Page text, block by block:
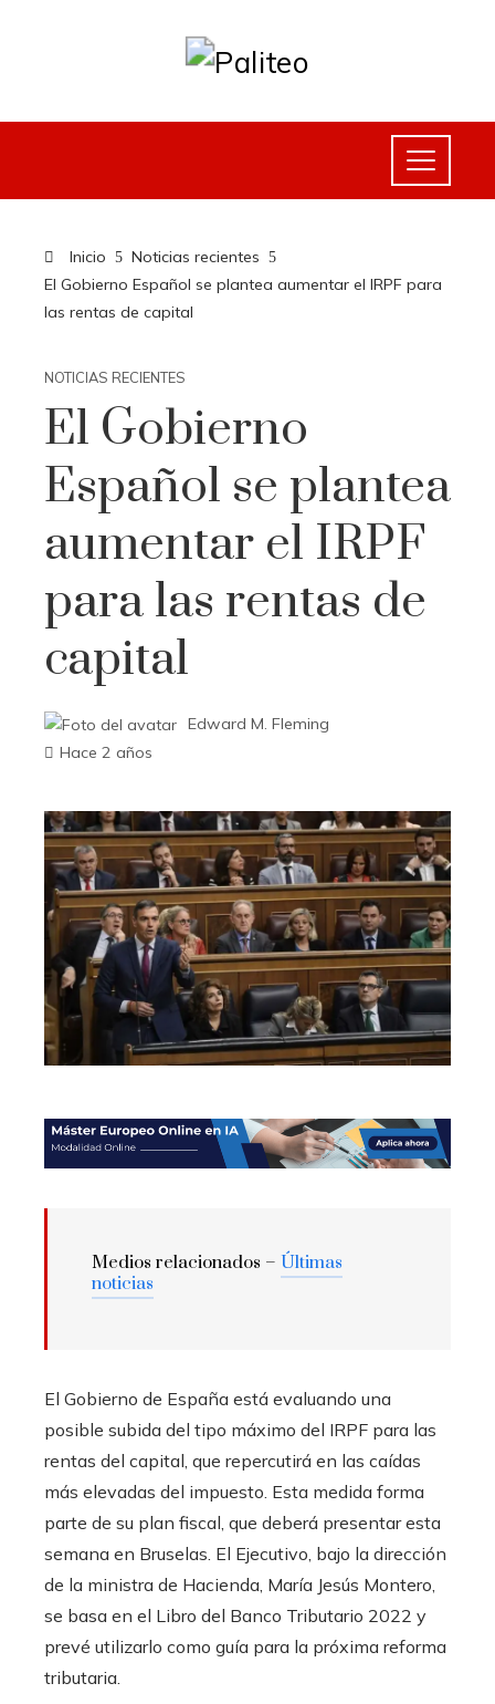
Inicio
Noticias recientes
El Gobierno Español se plantea aumentar el IRPF para
las rentas de capital
NOTICIAS RECIENTES
El Gobierno
Español se plantea
aumentar el IRPF
para las rentas de
capital
Edward M. Fleming
Hace 2 años
Medios relacionados – Últimas
noticias
El Gobierno de España está evaluando una
posible subida del tipo máximo del IRPF para las
rentas del capital, que repercutirá en las caídas
más elevadas del impuesto. Esta medida forma
parte de su plan fiscal, que deberá presentar esta
semana en Bruselas. El Ejecutivo, bajo la dirección
de la ministra de Hacienda, María Jesús Montero,
se basa en el Libro del Banco Tributario 2022 y
prevé utilizarlo como guía para la próxima reforma
tributaria.